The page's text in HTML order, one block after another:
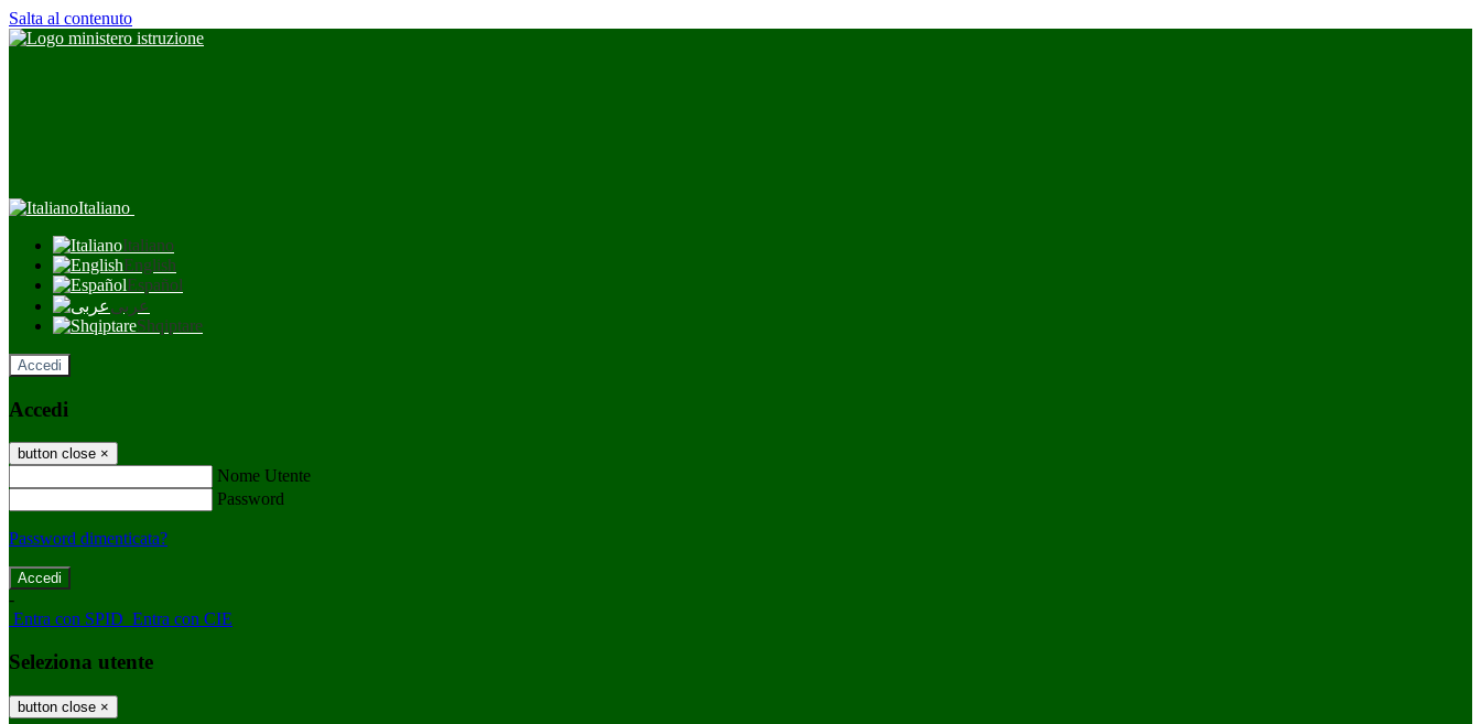
Salta al contenuto
Italiano
Italiano
English
Español
عربى
Shqiptare
Accedi
Accedi
button close ×
Nome Utente
Password
Password dimenticata?
-
Entra con SPID Entra con CIE
Seleziona utente
button close ×